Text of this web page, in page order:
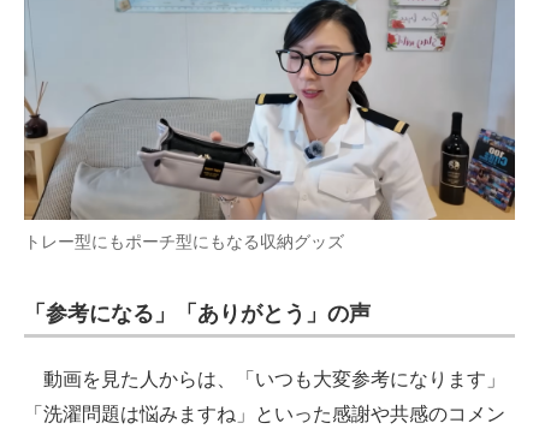
トレー型にもポーチ型にもなる収納グッズ
「参考になる」「ありがとう」の声
動画を見た人からは、「いつも大変参考になります」
「洗濯問題は悩みますね」といった感謝や共感のコメン